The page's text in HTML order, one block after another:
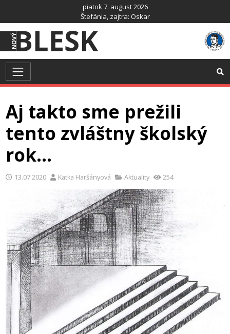
obsah
piatok 7. august 2026
Štefánia , zajtra: Oskar
Aj takto sme prežili
tento zvláštny školský
rok…
13.07.2020 Katka Haršányová Aktuality 254